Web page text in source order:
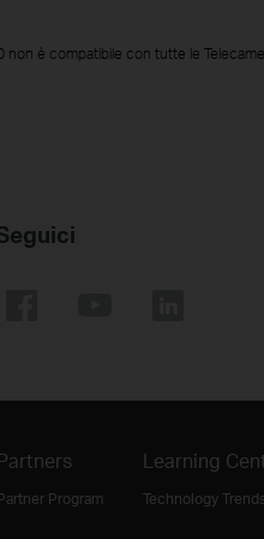
non è compatibile con tutte le
Program
Learning
Technology